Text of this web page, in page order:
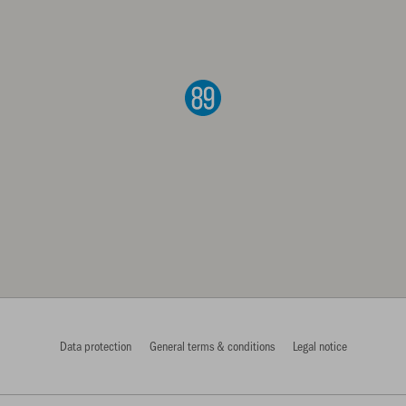
Data protection General terms & conditions Legal notice